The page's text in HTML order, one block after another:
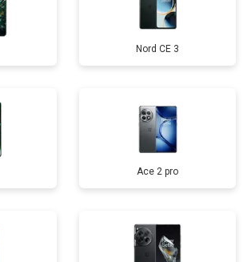
Nord CE 3
Ace 2 pro